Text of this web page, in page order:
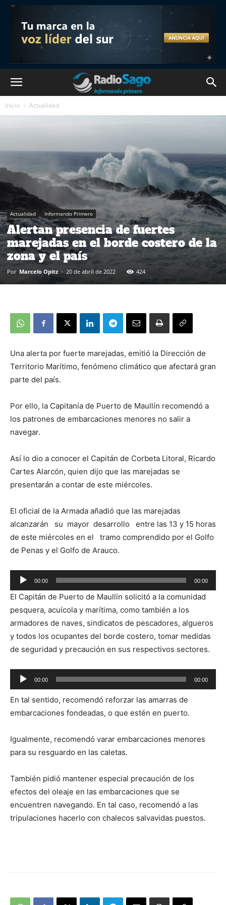
Inicio Actualidad
Actualidad Informando Primero
Alertan presencia de fuertes
marejadas en el borde costero de la
zona y el país
Por Marcelo Opitz - 20 de abril de 2022 424
Una alerta por fuerte marejadas, emitió la Dirección de
Territorio Marítimo, fenómeno climático que afectará gran
parte del país.
Por ello, la Capitanía de Puerto de Maullín recomendó a
los patrones de embarcaciones menores no salir a
navegar.
Así lo dio a conocer el Capitán de Corbeta Litoral, Ricardo
Cartes Alarcón, quien dijo que las marejadas se
presentarán a contar de este miércoles.
El oficial de la Armada añadió que las marejadas
alcanzarán su mayor desarrollo entre las 13 y 15 horas
de este miércoles en el tramo comprendido por el Golfo
de Penas y el Golfo de Arauco.
Reproductor
de
audio
00:00 00:00
El Capitán de Puerto de Maullín solicitó a la comunidad
pesquera, acuícola y marítima, como también a los
armadores de naves, sindicatos de pescadores, algueros
y todos los ocupantes del borde costero, tomar medidas
de seguridad y precaución en sus respectivos sectores.
Reproductor
de
audio
00:00 00:00
En tal sentido, recomendó reforzar las amarras de
embarcaciones fondeadas, o que estén en puerto.
Igualmente, recomendó varar embarcaciones menores
para su resguardo en las caletas.
También pidió mantener especial precaución de los
efectos del oleaje en las embarcaciones que se
encuentren navegando. En tal caso, recomendó a las
tripulaciones hacerlo con chalecos salvavidas puestos.